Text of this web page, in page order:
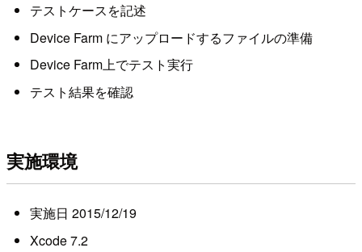
テストケースを記述
Device Farm にアップロードするファイルの準備
Device Farm上でテスト実行
テスト結果を確認
実施環境
実施日 2015/12/19
Xcode 7.2